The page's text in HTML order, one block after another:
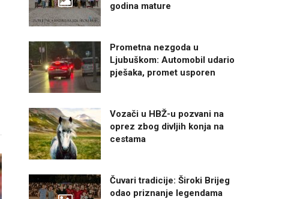
godina mature
Prometna nezgoda u
Ljubuškom: Automobil udario
pješaka, promet usporen
Vozači u HBŽ-u pozvani na
oprez zbog divljih konja na
cestama
Čuvari tradicije: Široki Brijeg
odao priznanje legendama